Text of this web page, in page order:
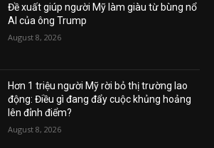
Đề xuất giúp người Mỹ làm giàu từ bùng nổ
AI của ông Trump
August 8, 2026
Hơn 1 triệu người Mỹ rời bỏ thị trường lao
động: Điều gì đang đẩy cuộc khủng hoảng
lên đỉnh điểm?
August 8, 2026